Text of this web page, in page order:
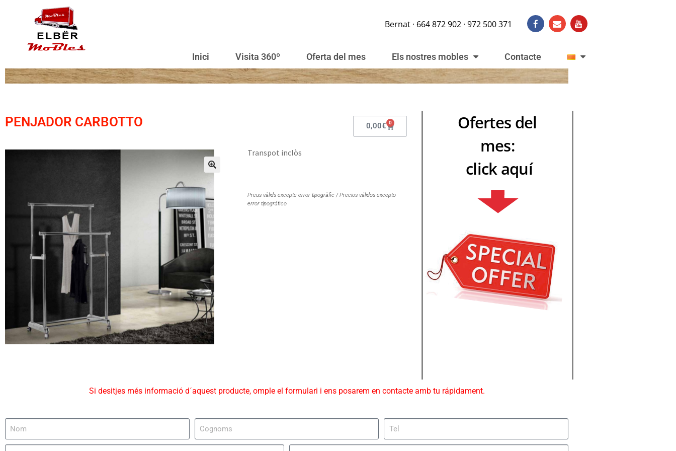
Bernat · 664 872 902 · 972 500 371
Inici Visita 360º Oferta del mes Els nostres mobles Contacte
PENJADOR CARBOTTO 0,00€ 0
Transpot inclòs
Preus vàlids excepte error tipogràfic / Precios válidos excepto
error tipográfico
Ofertes del
mes:
click aquí
Si desitjes més informació d´aquest producte, omple el formulari i ens posarem en contacte amb tu rápidament.